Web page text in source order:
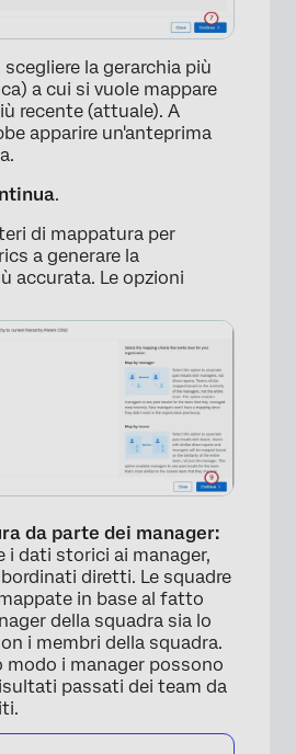
×
scegliere la gerarchia più
a cui si vuole mappare
recente (attuale). A
apparire un'anteprima
.
di mappatura per
a generare la
accurata. Le opzioni
da parte dei manager:
i dati storici ai manager,
diretti. Le squadre
in base al fatto
della squadra sia lo
i membri della squadra.
modo i manager possono
passati dei team da